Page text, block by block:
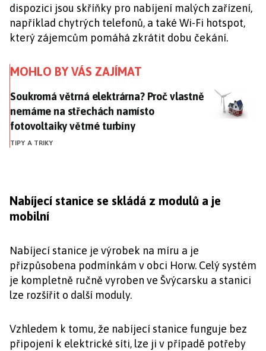
dispozici jsou skříňky pro nabíjení malých zařízení,
například chytrých telefonů, a také Wi-Fi hotspot,
který zájemcům pomáhá zkrátit dobu čekání.
MOHLO BY VÁS ZAJÍMAT
Soukromá větrná elektrárna? Proč vlastně
Soukromá větrná elektrárna? Proč vlastně
nemáme na střechách namísto
fotovoltaiky větrné turbíny
TIPY A TRIKY
Nabíjecí stanice se skládá z modulů a je
mobilní
Nabíjecí stanice je výrobek na míru a je
přizpůsobena podmínkám v obci Horw. Celý systém
je kompletně ručně vyroben ve Švýcarsku a stanici
lze rozšířit o další moduly.
Vzhledem k tomu, že nabíjecí stanice funguje bez
připojení k elektrické síti, lze ji v případě potřeby